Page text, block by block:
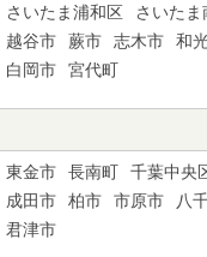
さいたま浦和区
さいたま
越谷市
蕨市 志木市 和
白岡市
宮代町
東金市 長南町 千葉中央
成田市
柏市 市原市 八
君津市